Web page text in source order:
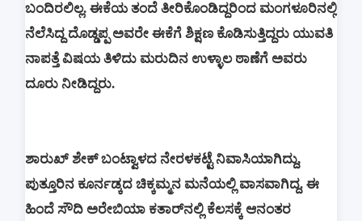
ಬಂದಿರಲಿಲ್ಲ. ಈಕೆಯ ತಂದೆ ತೀರಿಕೊಂಡಿದ್ದರಿಂದ ಮಂಗಳೂರಿನಲ್ಲಿ
ನೆಲೆಸಿದ್ದ ದೊಡ್ಡಪ್ಪ ಅವರೇ ಈಕೆಗೆ ಶಿಕ್ಷಣ ಕೊಡಿಸುತ್ತಿದ್ದರು ಯುವತಿ
ನಾಪತ್ತೆ ವಿಷಯ ತಿಳಿದು ಮರುದಿನ ಉಳ್ಳಾಲ ಠಾಣೆಗೆ ಅವರು
ದೂರು ನೀಡಿದ್ದರು.
ಶಾರುಖ್ ಶೇಕ್ ಬಂಟ್ವಾಳದ ನೇರಳಕಟ್ಟೆ ನಿವಾಸಿಯಾಗಿದ್ದು,
ಪುತ್ತೂರಿನ ಕೂರ್ನಡ್ಕದ ಚಿಕ್ಕಮ್ಮನ ಮನೆಯಲ್ಲಿ ವಾಸವಾಗಿದ್ದ. ಈ
ಹಿಂದೆ ಸೌದಿ ಅರೇಬಿಯಾ ಕತಾರ್‌ನಲ್ಲಿ ಕೆಲಸಕ್ಕೆ ಆನಂತರ